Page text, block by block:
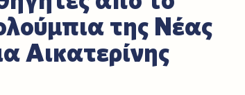
της Νέας
Αικατερίνης